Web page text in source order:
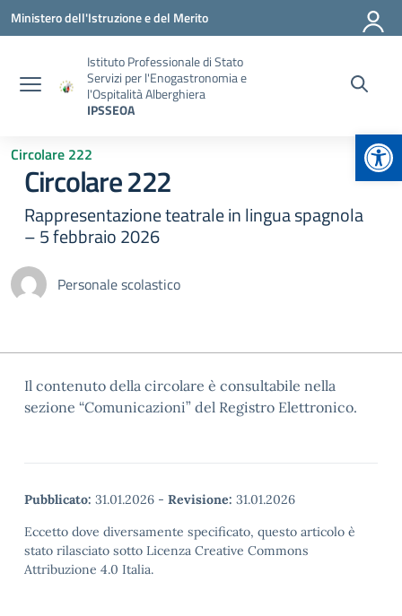
Vai ai contenuti
Vai al menu di navigazione
Vai al footer
Ministero dell'Istruzione e del Merito
Istituto Professionale di Stato
Servizi per l'Enogastronomia e
l'Ospitalità Alberghiera
IPSSEOA
Circolare 222
Circolare 222
Rappresentazione teatrale in lingua spagnola
– 5 febbraio 2026
Personale scolastico
Il contenuto della circolare è consultabile nella
sezione “Comunicazioni” del Registro Elettronico.
Pubblicato: 31.01.2026 - Revisione: 31.01.2026
Eccetto dove diversamente specificato, questo articolo è
stato rilasciato sotto Licenza Creative Commons
Attribuzione 4.0 Italia.